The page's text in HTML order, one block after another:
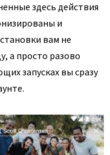
здесь действия
и
вам не
а просто разово
запусках вы сразу